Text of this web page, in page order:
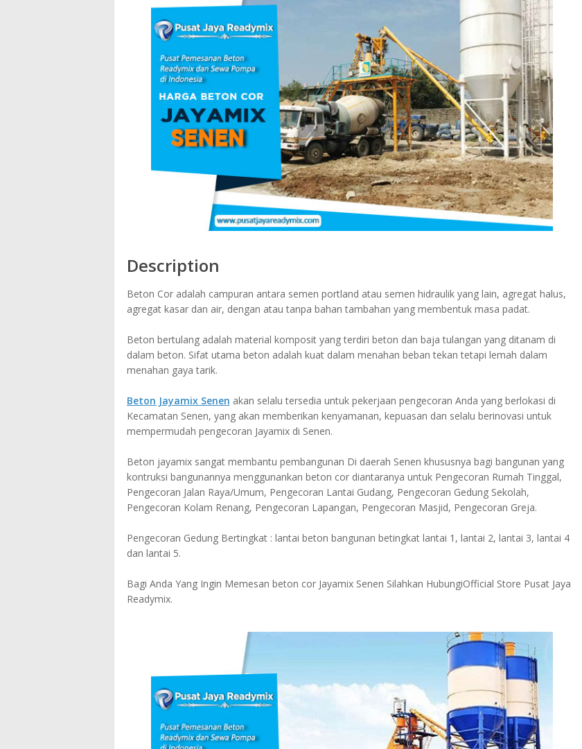
Description
Beton Cor adalah campuran antara semen portland atau semen hidraulik yang lain, agregat halus,
agregat kasar dan air, dengan atau tanpa bahan tambahan yang membentuk masa padat.
Beton bertulang adalah material komposit yang terdiri beton dan baja tulangan yang ditanam di
dalam beton. Sifat utama beton adalah kuat dalam menahan beban tekan tetapi lemah dalam
menahan gaya tarik.
Beton Jayamix Senen akan selalu tersedia untuk pekerjaan pengecoran Anda yang berlokasi di
Kecamatan Senen, yang akan memberikan kenyamanan, kepuasan dan selalu berinovasi untuk
mempermudah pengecoran Jayamix di Senen.
Beton jayamix sangat membantu pembangunan Di daerah Senen khususnya bagi bangunan yang
kontruksi bangunannya menggunankan beton cor diantaranya untuk Pengecoran Rumah Tinggal,
Pengecoran Jalan Raya/Umum, Pengecoran Lantai Gudang, Pengecoran Gedung Sekolah,
Pengecoran Kolam Renang, Pengecoran Lapangan, Pengecoran Masjid, Pengecoran Greja.
Pengecoran Gedung Bertingkat : lantai beton bangunan betingkat lantai 1, lantai 2, lantai 3, lantai 4
dan lantai 5.
Bagi Anda Yang Ingin Memesan beton cor Jayamix Senen Silahkan HubungiOfficial Store Pusat Jaya
Readymix.